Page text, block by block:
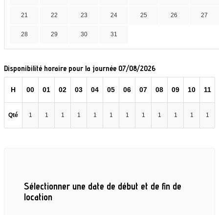
21 22 23 24 25 26 27
28 29 30 31
Disponibilité horaire pour la journée 07/08/2026
H 00 01 02 03 04 05 06 07 08 09 10 11
Qté 1 1 1 1 1 1 1 1 1 1 1 1
Sélectionner une date de début et de fin de
location